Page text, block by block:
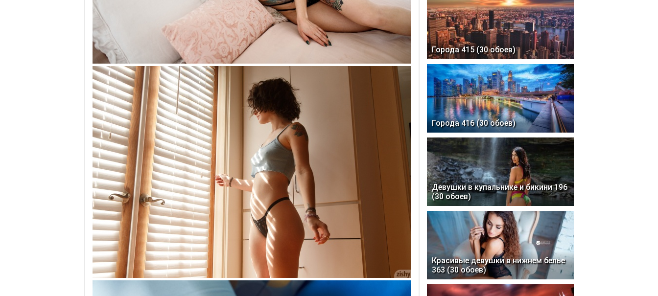
Города 415 (30 обоев)
Города 416 (30 обоев)
Девушки в купальнике и бикини 196
(30 обоев)
Красивые девушки в нижнем белье
363 (30 обоев)